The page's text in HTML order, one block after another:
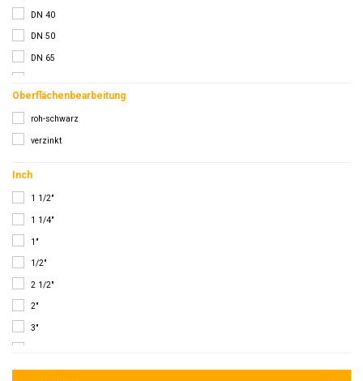
DN 40
DN 50
DN 65
Oberflächenbearbeitung
roh-schwarz
verzinkt
Inch
1 1/2"
1 1/4"
1"
1/2"
2 1/2"
2"
3"